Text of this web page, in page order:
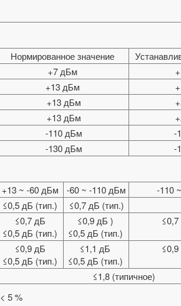
Нормированное значение
+7 дБм
+13 дБм
+13 дБм
+13 дБм
-110 дБм
-
-130 дБм -
+13 ~ -60 дБм -60 ~ -110 дБм -110
≤0,5 дБ (тип.)
≤0,7 дБ (тип.)
≤0,7 дБ
≤0,5 дБ (тип.)
≤0,9 дБ )
≤0,5 дБ (тип.)
≤0,9 дБ
≤0,5 дБ (тип.)
≤1,1 дБ
≤0,5 дБ (тип.)
≤1,8 (типичное)
< 5 %